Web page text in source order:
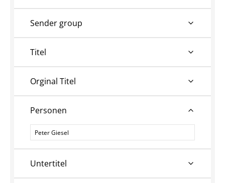
Sender group
Titel
Orginal Titel
Personen
Personen
Untertitel